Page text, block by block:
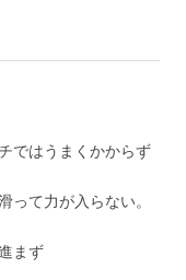
ではうまくかからず
って力が入らない。
まず